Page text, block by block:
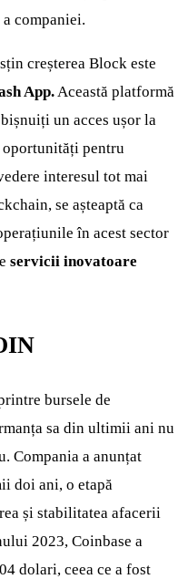
companiei.
creșterea Block este
App.Această platformă
un acces ușor la
oportunități pentru
interesul tot mai
se așteaptă ca
în acest sector
servicii inovatoare
bursele de
sa din ultimii ani nu
Compania a anunțat
doi ani, o etapă
și stabilitatea afacerii
2023, Coinbase a
dolari, ceea ce a fost